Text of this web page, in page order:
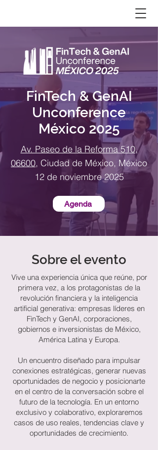
FinTech & GenAI
Unconference
México 2025
Av. Paseo de la Reforma 510,
06600, Ciudad de México, México
12 de noviembre 2025
Agenda
Sobre el evento
Vive una experiencia única que reúne, por
primera vez, a los protagonistas de la
revolución financiera y la inteligencia
artificial generativa: empresas líderes en
FinTech y GenAI, corporaciones,
gobiernos e inversionistas de México,
América Latina y Europa.
Un encuentro diseñado para impulsar
conexiones estratégicas, generar nuevas
oportunidades de negocio y posicionarte
en el centro de la conversación sobre el
futuro de la tecnología. En un entorno
exclusivo y colaborativo, exploraremos
casos de uso reales, tendencias clave y
oportunidades de crecimiento.